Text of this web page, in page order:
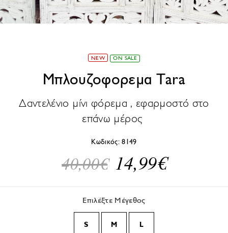
NEW ON SALE
Μπλουζοφορεμα Tara
Δαντελένιο μίνι φόρεμα , εφαρμοστό στο
επάνω μέρος
Κωδικός:8149
40,00€ 14,99€
Επιλέξτε Μέγεθος
S M L